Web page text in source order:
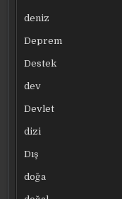
deniz
Deprem
Destek
dev
Devlet
dizi
Dış
doğa